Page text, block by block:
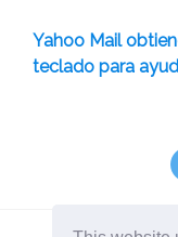
Yahoo Mail
teclado para